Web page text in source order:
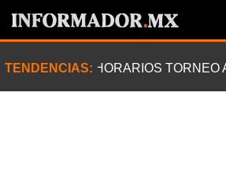
TENDENCIAS: HORARIOS TORNEO